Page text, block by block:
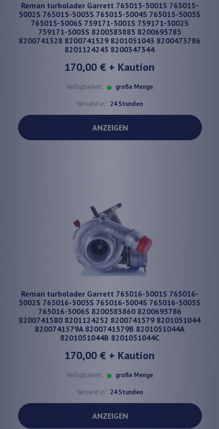
Reman turbolader Garrett 765015-5001S 765015-
5002S 765015-5003S 765015-5004S 765015-5005S
765015-5006S 759171-5001S 759171-5002S
759171-5003S 8200583885 8200695785
8200741528 8200741529 8201051043 8200473786
8201124245 8200347344
170,00 € + Kaution
Verfügbarkeit: große Menge
Versand in: 24 Stunden
ANZEIGEN
Reman turbolader Garrett 765016-5001S 765016-
5002S 765016-5003S 765016-5004S 765016-5005S
765016-5006S 8200583860 8200695786
8200741580 8201124252 8200741579 8201051044
8200741579A 8200741579B 8201051044A
8201051044B 8201051044C
170,00 € + Kaution
Verfügbarkeit: große Menge
Versand in: 24 Stunden
ANZEIGEN